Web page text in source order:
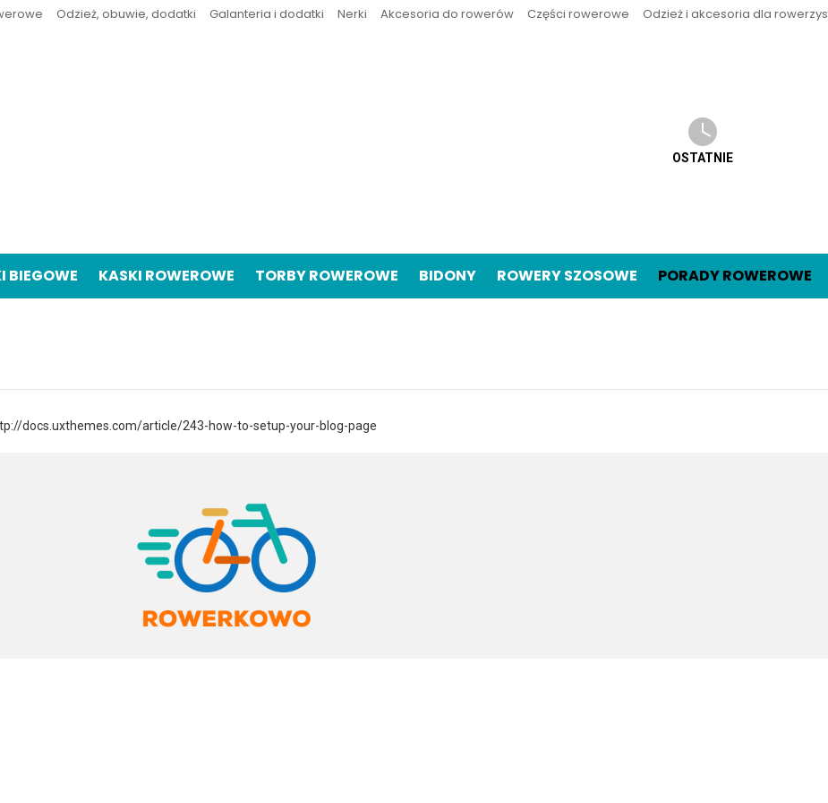
Odzież, obuwie, dodatki Galanteria i dodatki Nerki Akcesoria do rowerów Części rowerowe Odzież i akcesoria dla
OSTATNIE
BIEGOWE KASKI ROWEROWE TORBY ROWEROWE BIDONY ROWERY SZOSOWE PORADY ROWEROWE
docs.uxthemes.com/article/243-how-to-setup-your-blog-page